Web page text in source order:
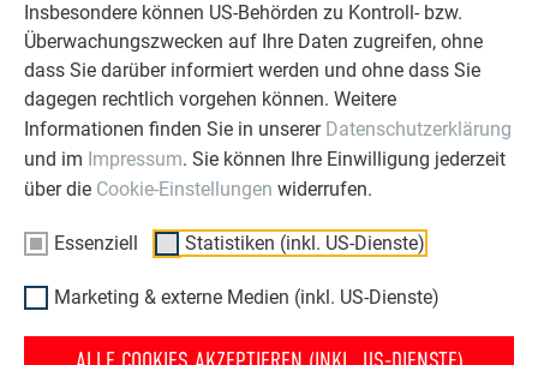
Insbesondere können US-Behörden zu Kontroll- bzw.
Überwachungszwecken auf Ihre Daten zugreifen, ohne
dass Sie darüber informiert werden und ohne dass Sie
dagegen rechtlich vorgehen können. Weitere
Informationen finden Sie in unserer Datenschutzerklärung
und im Impressum. Sie können Ihre Einwilligung jederzeit
über die Cookie-Einstellungen widerrufen.
Essenziell Statistiken (inkl. US-Dienste)
Marketing & externe Medien (inkl. US-Dienste)
Über uns
Nachhaltigkeit
Karriere
Presse
Partner
Compliance
Fragen & Antworten
Prospekte bestellen
Angebot anfordern
Kontakt
Erfahrungen
Reklamationen